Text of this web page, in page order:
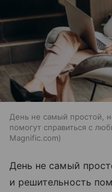
День не самый простой,
помогут справиться с
Magnific.com
День не самый
и решительность